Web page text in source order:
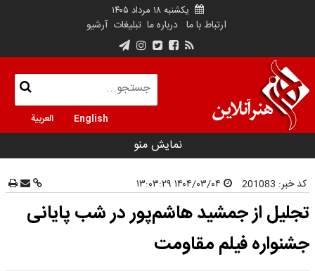
یکشنبه ۱۸ مرداد ۱۴۰۵
ارتباط با ما درباره ما تبلیغات آرشیو
English العربية
نمایش منو
کد خبر: 201083
تجلیل از جمشید هاشم‌پور در شب پایانی
جشنواره فیلم مقاومت